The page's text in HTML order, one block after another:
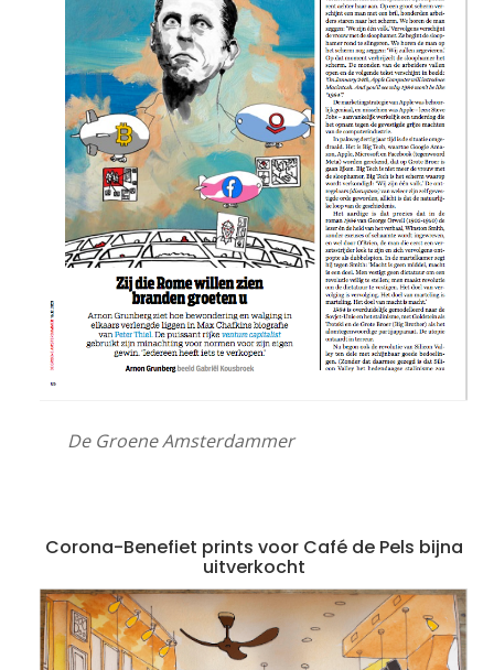
De Groene Amsterdammer
Corona-Benefiet prints voor Café de Pels bijna
uitverkocht